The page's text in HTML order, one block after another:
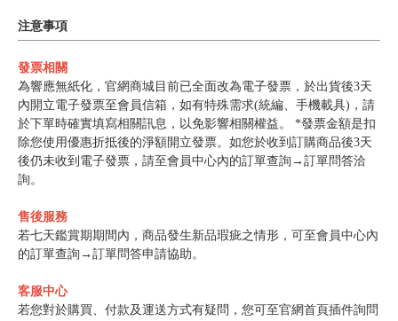
注意事項
發票相關
為響應無紙化，官網商城目前已全面改為電子發票，於出貨後3天
內開立電子發票至會員信箱，如有特殊需求(統編、手機載具)，請
於下單時確實填寫相關訊息，以免影響相關權益。 *發票金額是扣
除您使用優惠折抵後的淨額開立發票。如您於收到訂購商品後3天
後仍未收到電子發票，請至會員中心內的訂單查詢→訂單問答洽
詢。
售後服務
若七天鑑賞期期間內，商品發生新品瑕疵之情形，可至會員中心內
的訂單查詢→訂單問答申請協助。
客服中心
若您對於購買、付款及運送方式有疑問，您可至官網首頁插件詢問